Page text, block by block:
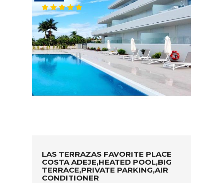
LAS TERRAZAS FAVORITE PLACE
COSTA ADEJE,HEATED POOL,BIG
TERRACE,PRIVATE PARKING,AIR
CONDITIONER